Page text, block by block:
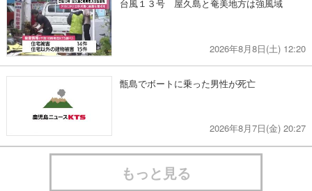
台風１３号 屋久島と奄美地方は強風域
2026年8月8日(土) 12:20
甑島でボートに乗った男性が死亡
2026年8月7日(金) 20:27
もっと見る